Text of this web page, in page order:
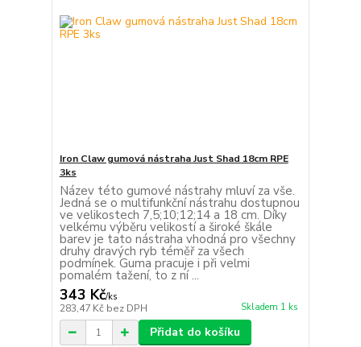
Iron Claw gumová nástraha Just Shad 18cm RPE
3ks
Název této gumové nástrahy mluví za vše.
Jedná se o multifunkční nástrahu dostupnou
ve velikostech 7,5;10;12;14 a 18 cm. Díky
velkému výběru velikostí a široké škále
barev je tato nástraha vhodná pro všechny
druhy dravých ryb téměř za všech
podmínek. Guma pracuje i při velmi
pomalém tažení, to z ní ...
343 Kč/ks
283,47 Kč bez DPH Skladem 1 ks
Přidat do košíku